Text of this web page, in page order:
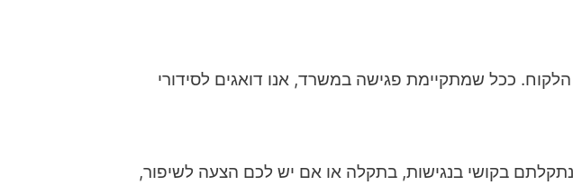
ככל שמתקיימת פגישה במשרד, אנו דואגים לסידורי
בקושי בנגישות, בתקלה או אם יש לכם הצעה לשיפור,